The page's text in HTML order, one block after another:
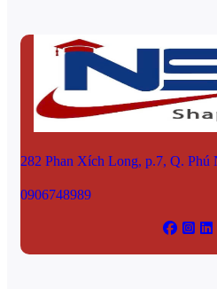
282 Phan Xích Long, p.7, Q.
0906748989